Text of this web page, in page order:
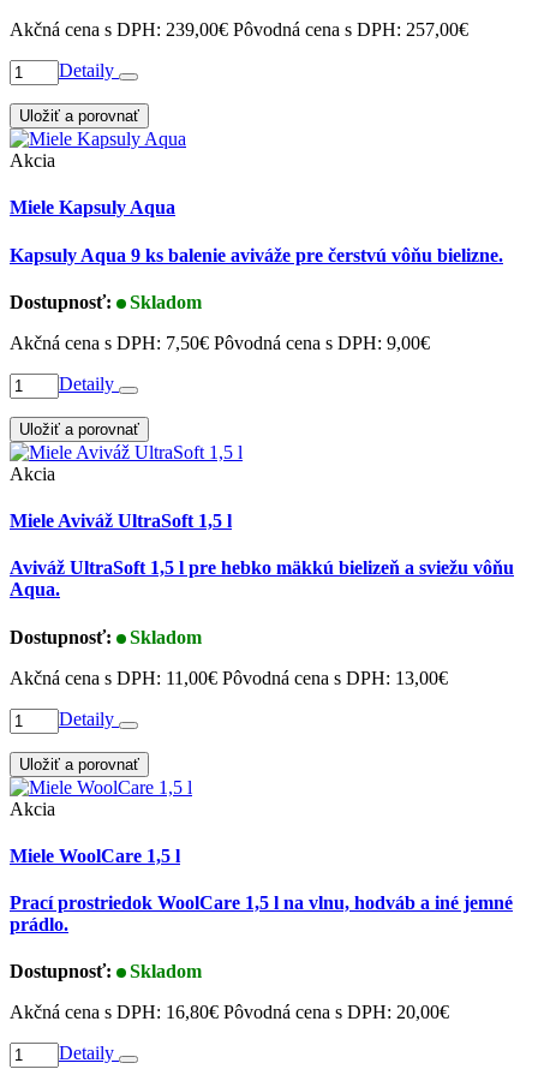
Akčná cena s DPH: 239,00€ Pôvodná cena s DPH: 257,00€
Detaily
Uložiť a porovnať
Akcia
Miele Kapsuly Aqua
Kapsuly Aqua 9 ks balenie aviváže pre čerstvú vôňu bielizne.
Dostupnosť:
Skladom
Akčná cena s DPH: 7,50€ Pôvodná cena s DPH: 9,00€
Detaily
Uložiť a porovnať
Akcia
Miele Aviváž UltraSoft 1,5 l
Aviváž UltraSoft 1,5 l pre hebko mäkkú bielizeň a sviežu vôňu
Aqua.
Dostupnosť:
Skladom
Akčná cena s DPH: 11,00€ Pôvodná cena s DPH: 13,00€
Detaily
Uložiť a porovnať
Akcia
Miele WoolCare 1,5 l
Prací prostriedok WoolCare 1,5 l na vlnu, hodváb a iné jemné
prádlo.
Dostupnosť:
Skladom
Akčná cena s DPH: 16,80€ Pôvodná cena s DPH: 20,00€
Detaily